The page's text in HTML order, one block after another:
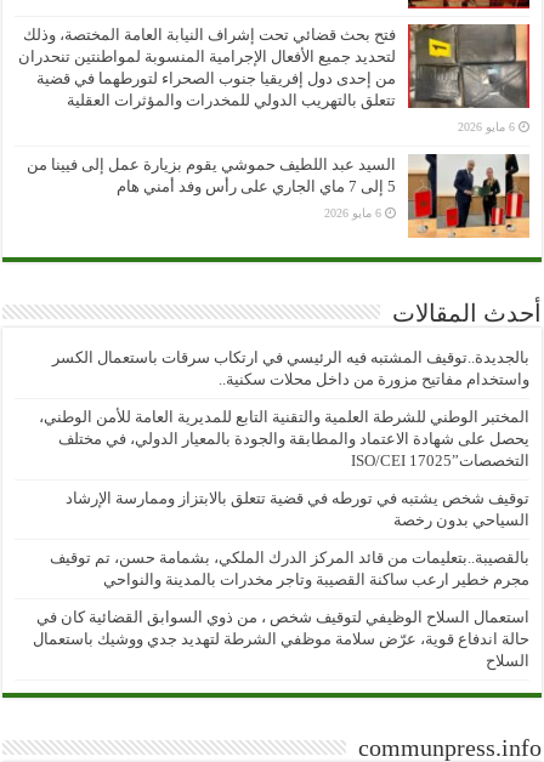
فتح بحث قضائي تحت إشراف النيابة العامة المختصة، وذلك
لتحديد جميع الأفعال الإجرامية المنسوبة لمواطنتين تنحدران
من إحدى دول إفريقيا جنوب الصحراء لتورطهما في قضية
تتعلق بالتهريب الدولي للمخدرات والمؤثرات العقلية
6 مايو 2026
السيد عبد اللطيف حموشي يقوم بزيارة عمل إلى فيينا من
5 إلى 7 ماي الجاري على رأس وفد أمني هام
6 مايو 2026
أحدث المقالات
بالجديدة..توقيف المشتبه فيه الرئيسي في ارتكاب سرقات باستعمال الكسر
واستخدام مفاتيح مزورة من داخل محلات سكنية..
المختبر الوطني للشرطة العلمية والتقنية التابع للمديرية العامة للأمن الوطني،
يحصل على شهادة الاعتماد والمطابقة والجودة بالمعيار الدولي، في مختلف
التخصصات”ISO/CEI 17025
توقيف شخص يشتبه في تورطه في قضية تتعلق بالابتزاز وممارسة الإرشاد
السياحي بدون رخصة
بالقصيبة..بتعليمات من قائد المركز الدرك الملكي، بشمامة حسن، تم توقيف
مجرم خطير ارعب ساكنة القصيبة وتاجر مخدرات بالمدينة والنواحي
استعمال السلاح الوظيفي لتوقيف شخص ، من ذوي السوابق القضائية كان في
حالة اندفاع قوية، عرّض سلامة موظفي الشرطة لتهديد جدي ووشيك باستعمال
السلاح
communpress.info